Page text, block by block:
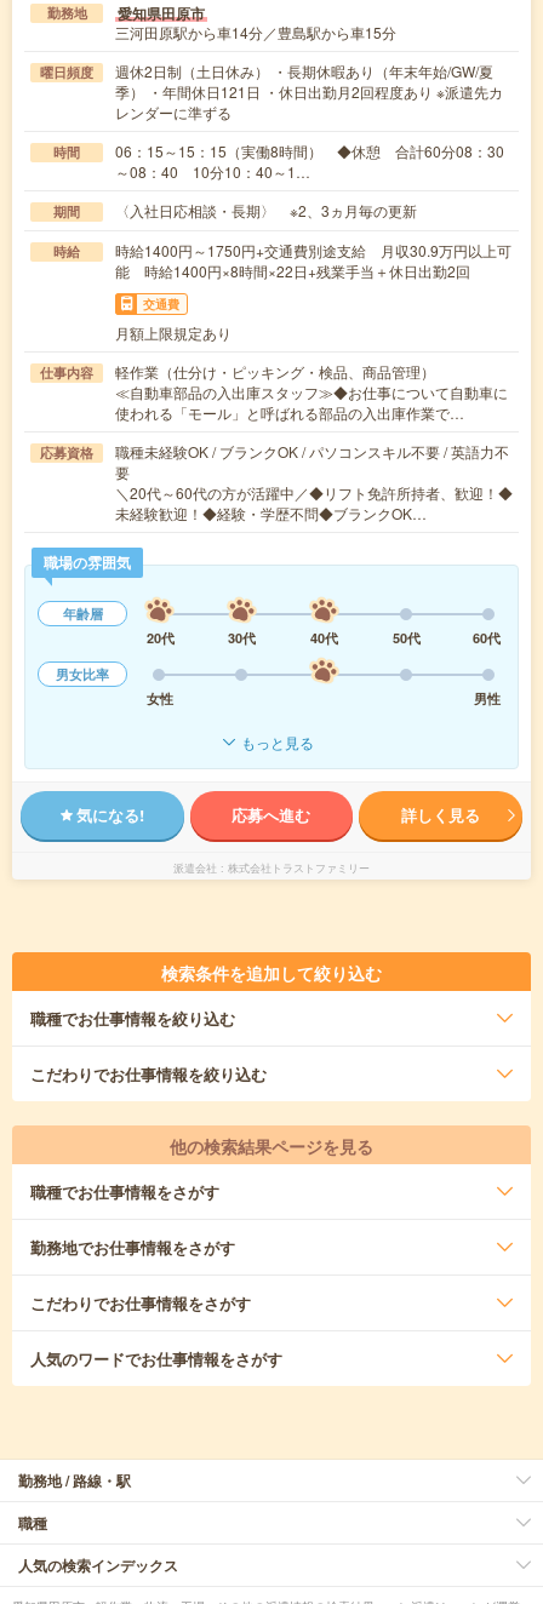
勤務地 愛知県田原市
三河田原駅から車14分／豊島駅から車15分
曜日頻度
週休2日制（土日休み） ・長期休暇あり（年末年始/GW/夏
季） ・年間休日121日 ・休日出勤月2回程度あり ※派遣先カ
レンダーに準ずる
時間
06：15～15：15（実働8時間） ◆休憩 合計60分08：30
～08：40 10分10：40～1…
期間 〈入社日応相談・長期〉 ※2、3ヵ月毎の更新
時給
時給1400円～1750円+交通費別途支給 月収30.9万円以上可
能 時給1400円×8時間×22日+残業手当＋休日出勤2回
交通費
月額上限規定あり
仕事内容
軽作業（仕分け・ピッキング・検品、商品管理）
≪自動車部品の入出庫スタッフ≫◆お仕事について自動車に
使われる「モール」と呼ばれる部品の入出庫作業で…
応募資格
職種未経験OK / ブランクOK / パソコンスキル不要 / 英語力不
要
＼20代～60代の方が活躍中／◆リフト免許所持者、歓迎！◆
未経験歓迎！◆経験・学歴不問◆ブランクOK…
職場の雰囲気
年齢層
20代
30代 40代 50代
60代
男女比率
女性
男性
もっと見る
気になる! 応募へ進む 詳しく見る
派遣会社 株式会社トラストファミリー
検索条件を追加して絞り込む
職種でお仕事情報を絞り込む
こだわりでお仕事情報を絞り込む
他の検索結果ページを見る
職種でお仕事情報をさがす
勤務地でお仕事情報をさがす
こだわりでお仕事情報をさがす
人気のワードでお仕事情報をさがす
勤務地 / 路線・駅
職種
人気の検索インデックス